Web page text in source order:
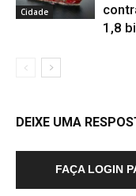
Cidade
1,8
DEIXE UMA
FAÇA LOGIN